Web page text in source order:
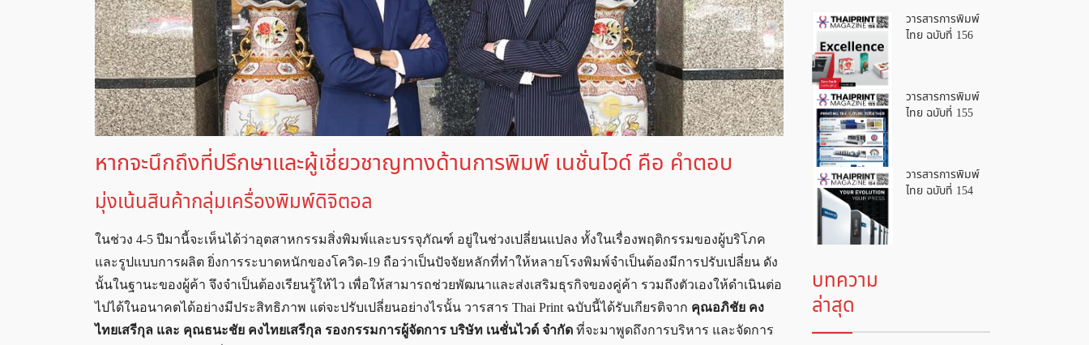
หากจะนึกถึงที่ปรึกษาและผู้เชี่ยวชาญทางด้านการพิมพ์ เนชั่นไวด์ คือ คำตอบ
มุ่งเน้นสินค้ากลุ่มเครื่องพิมพ์ดิจิตอล
ในช่วง 4-5 ปีมานี้จะเห็นได้ว่าอุตสาหกรรมสิ่งพิมพ์และบรรจุภัณฑ์ อยู่ในช่วงเปลี่ยนแปลง ทั้งในเรื่องพฤติกรรมของผู้บริโภค
และรูปแบบการผลิต ยิ่งการระบาดหนักของโควิด-19 ถือว่าเป็นปัจจัยหลักที่ทำให้หลายโรงพิมพ์จำเป็นต้องมีการปรับเปลี่ยน ดัง
นั้นในฐานะของผู้ค้า จึงจำเป็นต้องเรียนรู้ให้ไว เพื่อให้สามารถช่วยพัฒนาและส่งเสริมธุรกิจของคู่ค้า รวมถึงตัวเองให้ดำเนินต่อ
ไปได้ในอนาคตได้อย่างมีประสิทธิภาพ แต่จะปรับเปลี่ยนอย่างไรนั้น วารสาร Thai Print ฉบับนี้ได้รับเกียรติจาก คุณอภิชัย คง
ไทยเสรีกุล และ คุณธนะชัย คงไทยเสรีกุล รองกรรมการผู้จัดการ บริษัท เนชั่นไวด์ จำกัด ที่จะมาพูดถึงการบริหาร และจัดการ
วารสารการพิมพ์
ไทย ฉบับที่ 156
วารสารการพิมพ์
ไทย ฉบับที่ 155
วารสารการพิมพ์
ไทย ฉบับที่ 154
บทความ
ล่าสุด